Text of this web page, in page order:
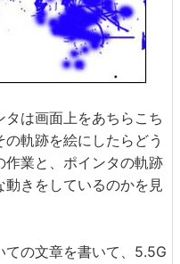
は画面上をあちらこち
軌跡を絵にしたらどう
作業と、ポインタの軌跡
きをしているのかを見
の文章を書いて、5.5G